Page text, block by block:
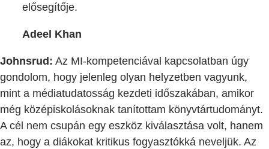
elősegítője.
Adeel Khan
Johnsrud: Az MI-kompetenciával kapcsolatban úgy
gondolom, hogy jelenleg olyan helyzetben vagyunk,
mint a médiatudatosság kezdeti időszakában, amikor
még középiskolásoknak tanítottam könyvtártudományt.
A cél nem csupán egy eszköz kiválasztása volt, hanem
az, hogy a diákokat kritikus fogyasztókká neveljük. Az